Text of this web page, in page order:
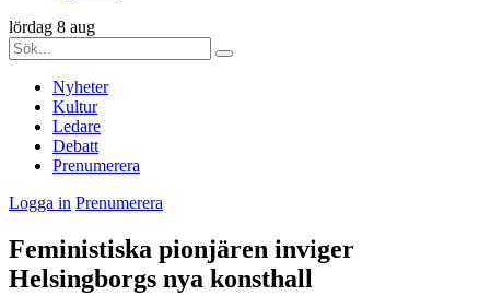
lördag 8 aug
Nyheter
Kultur
Ledare
Debatt
Prenumerera
Logga in Prenumerera
Feministiska pionjären inviger
Helsingborgs nya konsthall